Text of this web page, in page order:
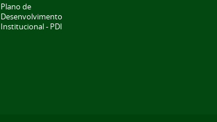
Plano de
Desenvolvimento
Institucional - PDI